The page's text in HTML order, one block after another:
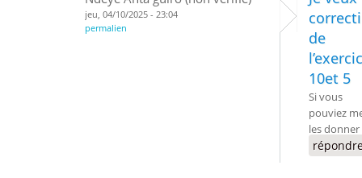
jeu, 04/10/2025 - 23:04
permalien
de
10et 5
Si vous
pouviez
les donner